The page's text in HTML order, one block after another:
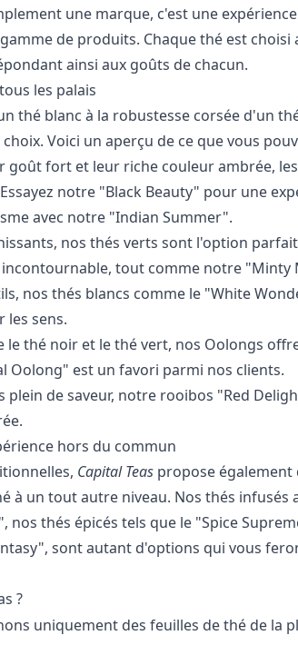
une marque, c'est une
de produits. Chaque thé est
ainsi aux goûts de chacun.
les palais
thé blanc à la robustesse corsée d'un
Voici un aperçu de ce que vous
goût fort et leur riche couleur ambrée,
notre "Black Beauty" pour une
avec notre "Indian Summer".
nos thés verts sont l'option
incontournable, tout comme notre "Minty
nos thés blancs comme le "White
les sens.
le thé noir et le thé vert, nos Oolongs
Oolong" est un favori parmi nos clients.
plein de saveur, notre rooibos "Red
hors du commun
Capital Teas propose également
à un tout autre niveau. Nos thés infusés
nos thés épicés tels que le "Spice
sont autant d'options qui vous
?
uniquement des feuilles de thé de la